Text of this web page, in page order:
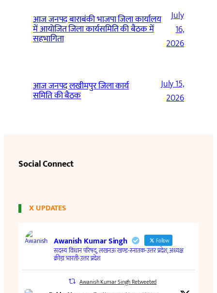
आज जनपद बाराबंकी भाजपा जिला कार्यालय
में आयोजित जिला कार्यसमिति की बैठक में
सहभागिता
July
16,
2026
आज जनपद लखीमपुर जिला कार्य
समिति की बैठक
July 15,
2026
Social Connect
X UPDATES